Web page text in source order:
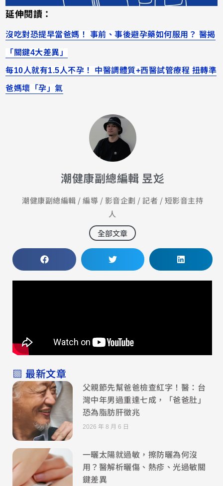
延伸閱讀：
沒吃對恐提早當爸媽！ 事前、事後避孕藥如何服用？ 醫揭
「關鍵4大差異」
每10人就有1.5人不孕！ 中醫調體質+西醫試管療程 扭轉準
爸媽壞「孕」氣
潮健康副總編輯 昱彣
潮健康副總編輯 / 編導 / 影音企劃 / 記者 / 短影音主持
人
全部文章
▧ 最新文章
父親節先幫爸爸檢查紅字！醫：台
灣中年男過重達七成，「爸爸肚」
恐為脂肪肝徵兆
2026 年 8 月 6 日
一曬太陽就過敏，擦防曬為何沒
用？醫解析曬傷、熱疹、光過敏關
鍵差異